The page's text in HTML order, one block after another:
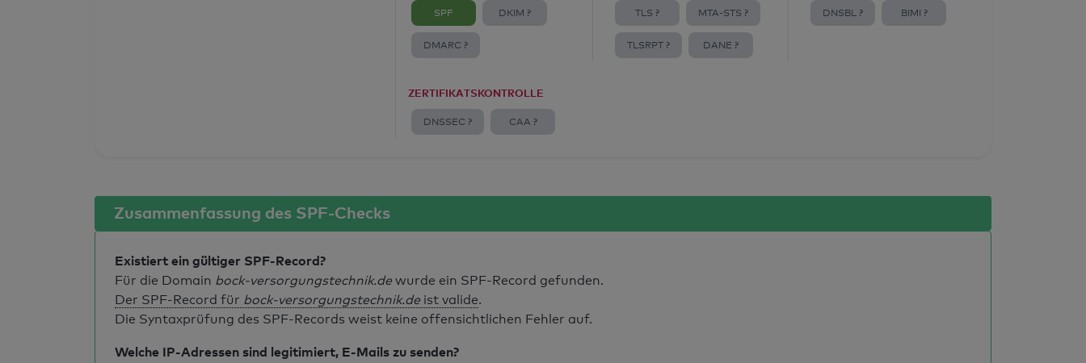
SPF DKIM ?
DMARC ?
TLS ? MTA-STS ?
TLSRPT ? DANE ?
DNSBL ? BIMI ?
ZERTIFIKATSKONTROLLE
DNSSEC ? CAA ?
Zusammenfassung des SPF-Checks
Existiert ein gültiger SPF-Record?
Für die Domain bock-versorgungstechnik.de wurde ein SPF-Record gefunden.
Der SPF-Record für bock-versorgungstechnik.de ist valide.
Die Syntaxprüfung des SPF-Records weist keine offensichtlichen Fehler auf.
Welche IP-Adressen sind legitimiert, E-Mails zu senden?